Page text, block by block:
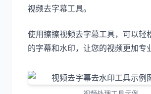
视频去字幕工具。
使用擦擦视频去字幕工具，可以轻
的字幕和水印，让您的视频更加专